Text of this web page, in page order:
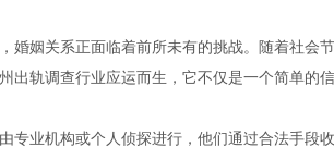
婚姻关系正面临着前所未有的挑战。随着社会
出轨调查行业应运而生，它不仅是一个简单的
专业机构或个人侦探进行，他们通过合法手段